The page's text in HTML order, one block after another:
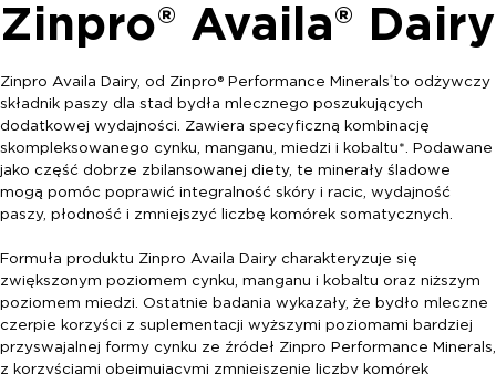
Zinpro® Availa® Dairy
Zinpro Availa Dairy, od Zinpro® Performance Minerals®to odżywczy
składnik paszy dla stad bydła mlecznego poszukujących
dodatkowej wydajności. Zawiera specyficzną kombinację
skompleksowanego cynku, manganu, miedzi i kobaltu*. Podawane
jako część dobrze zbilansowanej diety, te minerały śladowe
mogą pomóc poprawić integralność skóry i racic, wydajność
paszy, płodność i zmniejszyć liczbę komórek somatycznych.
Formuła produktu Zinpro Availa Dairy charakteryzuje się
zwiększonym poziomem cynku, manganu i kobaltu oraz niższym
poziomem miedzi. Ostatnie badania wykazały, że bydło mleczne
czerpie korzyści z suplementacji wyższymi poziomami bardziej
przyswajalnej formy cynku ze źródeł Zinpro Performance Minerals,
z korzyściami obejmującymi zmniejszenie liczby komórek